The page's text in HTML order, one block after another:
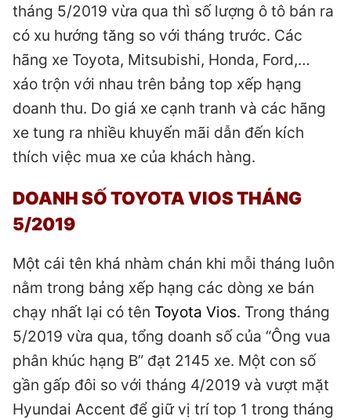
tháng 5/2019 vừa qua thì số lượng ô tô bán ra
có xu hướng tăng so với tháng trước. Các
hãng xe Toyota, Mitsubishi, Honda, Ford,…
xáo trộn với nhau trên bảng top xếp hạng
doanh thu. Do giá xe cạnh tranh và các hãng
xe tung ra nhiều khuyến mãi dẫn đến kích
thích việc mua xe của khách hàng.
DOANH SỐ TOYOTA VIOS THÁNG
5/2019
Một cái tên khá nhàm chán khi mỗi tháng luôn
nằm trong bảng xếp hạng các dòng xe bán
chạy nhất lại có tên Toyota Vios. Trong tháng
5/2019 vừa qua, tổng doanh số của “Ông vua
phân khúc hạng B” đạt 2145 xe. Một con số
gần gấp đôi so với tháng 4/2019 và vượt mặt
Hyundai Accent để giữ vị trí top 1 trong tháng